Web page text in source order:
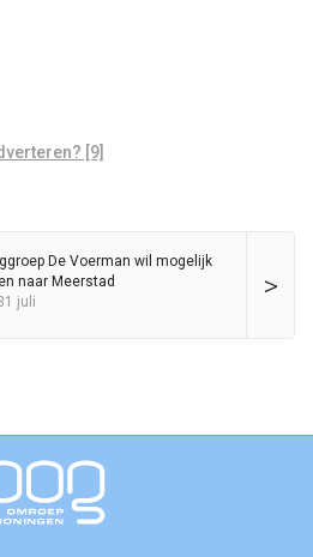
[9]
>
De Voerman wil mogelijk
naar Meerstad
juli